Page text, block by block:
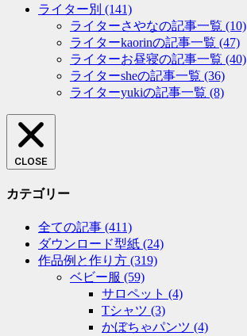
ライター別 (141)
ライターさやなの記事一覧 (10)
ライターkaorinの記事一覧 (47)
ライターお昼寝の記事一覧 (40)
ライターsheの記事一覧 (36)
ライターyukiの記事一覧 (8)
CLOSE
カテゴリー
全ての記事 (411)
ダウンロード型紙 (24)
作品例と作り方 (319)
ベビー服 (59)
サロペット (4)
Tシャツ (3)
かぼちゃパンツ (4)